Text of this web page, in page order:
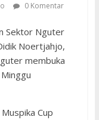
0 Komentar
Sektor Nguter
Noertjahjo,
membuka
Cup